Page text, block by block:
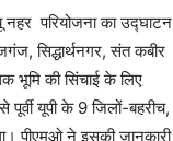
नहर परियोजना का उद्घाटन
सिद्धार्थनगर, संत कबीर
भूमि की सिंचाई के लिए
यूपी के 9 जिलों-बहरीच,
पीएमओ ने इसकी जानकारी